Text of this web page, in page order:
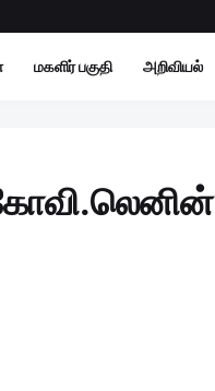
மகளிர் பகுதி அறிவியல்